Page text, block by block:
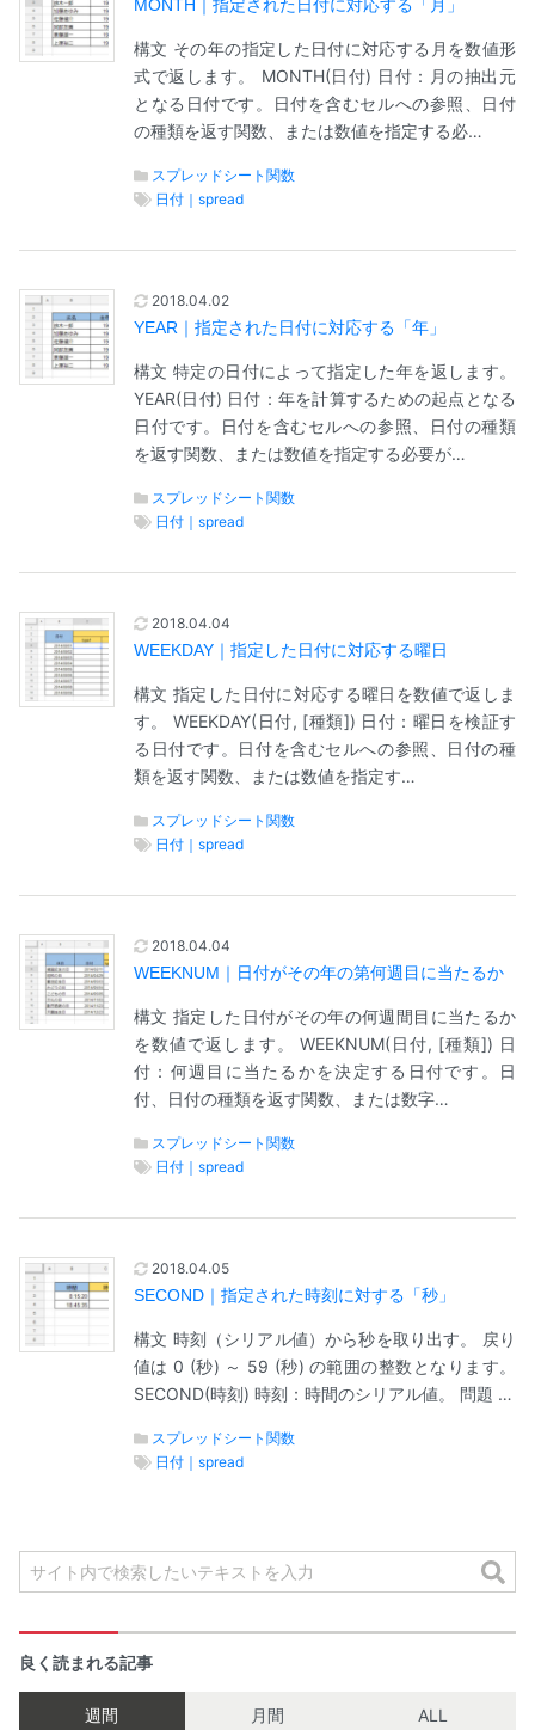
MONTH｜指定された日付に対応する「月」
構文 その年の指定した日付に対応する月を数値形
式で返します。 MONTH(日付) 日付：月の抽出元
となる日付です。日付を含むセルへの参照、日付
の種類を返す関数、または数値を指定する必…
スプレッドシート関数
日付｜spread
2018.04.02
YEAR｜指定された日付に対応する「年」
構文 特定の日付によって指定した年を返します。
YEAR(日付) 日付：年を計算するための起点となる
日付です。日付を含むセルへの参照、日付の種類
を返す関数、または数値を指定する必要が…
スプレッドシート関数
日付｜spread
2018.04.04
WEEKDAY｜指定した日付に対応する曜日
構文 指定した日付に対応する曜日を数値で返しま
す。 WEEKDAY(日付, [種類]) 日付：曜日を検証す
る日付です。日付を含むセルへの参照、日付の種
類を返す関数、または数値を指定す…
スプレッドシート関数
日付｜spread
2018.04.04
WEEKNUM｜日付がその年の第何週目に当たるか
構文 指定した日付がその年の何週間目に当たるか
を数値で返します。 WEEKNUM(日付, [種類]) 日
付：何週目に当たるかを決定する日付です。日
付、日付の種類を返す関数、または数字…
スプレッドシート関数
日付｜spread
2018.04.05
SECOND｜指定された時刻に対する「秒」
構文 時刻（シリアル値）から秒を取り出す。 戻り
値は 0 (秒) ～ 59 (秒) の範囲の整数となります。
SECOND(時刻) 時刻：時間のシリアル値。 問題 …
スプレッドシート関数
日付｜spread
良く読まれる記事
週間 月間 ALL